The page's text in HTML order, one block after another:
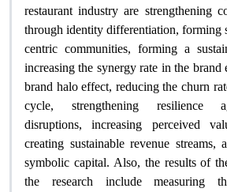
restaurant industry are strengthening
through identity differentiation, forming
centric communities, forming a
increasing the synergy rate in the brand
brand halo effect, reducing the churn
cycle, strengthening resilience
disruptions, increasing perceived
creating sustainable revenue streams,
symbolic capital. Also, the results of
the research include measuring